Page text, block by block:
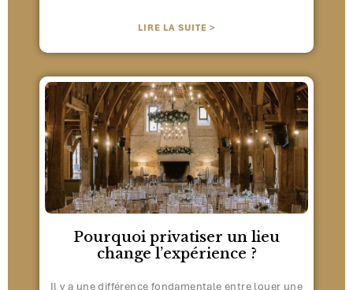
LIRE LA SUITE >
Pourquoi privatiser un lieu
change l’expérience ?
Il y a une différence fondamentale entre louer une